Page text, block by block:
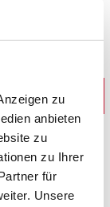
zu
anbieten
zu
zu Ihrer
für
Unsere
finden
ist